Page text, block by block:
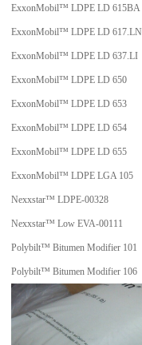
ExxonMobil™ LDPE LD 615BA
ExxonMobil™ LDPE LD 617.LN
ExxonMobil™ LDPE LD 637.LI
ExxonMobil™ LDPE LD 650
ExxonMobil™ LDPE LD 653
ExxonMobil™ LDPE LD 654
ExxonMobil™ LDPE LD 655
ExxonMobil™ LDPE LGA 105
Nexxstar™ LDPE-00328
Nexxstar™ Low EVA-00111
Polybilt™ Bitumen Modifier 101
Polybilt™ Bitumen Modifier 106